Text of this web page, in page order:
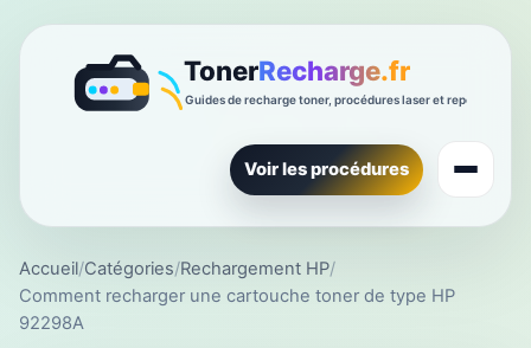
Voir les procédures
Accueil/Catégories/Rechargement HP/
Comment recharger une cartouche toner de type HP
92298A